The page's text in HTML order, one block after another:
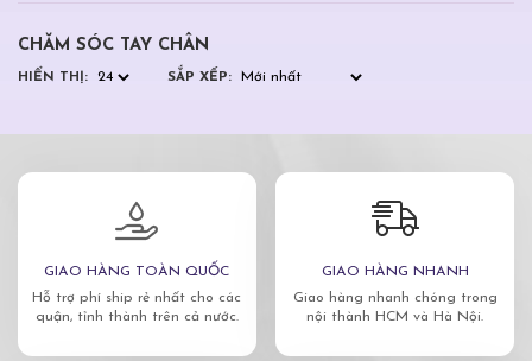
CHĂM SÓC TAY CHÂN
HIỂN THỊ: SẮP XẾP:
GIAO HÀNG TOÀN QUỐC
Hỗ trợ phí ship rẻ nhất cho các
quận, tỉnh thành trên cả nước.
GIAO HÀNG NHANH
Giao hàng nhanh chóng trong
nội thành HCM và Hà Nội.